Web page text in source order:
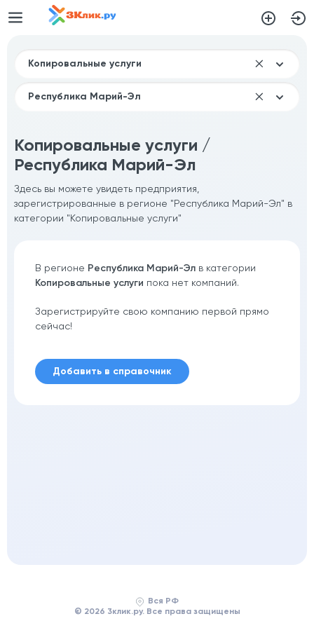
Копировальные услуги /
Республика Марий-Эл
Здесь вы можете увидеть предприятия,
зарегистрированные в регионе "Республика Марий-Эл" в
категории "Копировальные услуги"
В регионе Республика Марий-Эл в категории
Копировальные услуги пока нет компаний.
Зарегистрируйте свою компанию первой прямо
сейчас!
Добавить в справочник
Вся РФ
© 2026 3клик.ру. Все права защищены